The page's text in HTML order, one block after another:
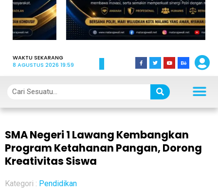
WAKTU SEKARANG
8 AGUSTUS 2026 19:59
SMA Negeri 1 Lawang Kembangkan
Program Ketahanan Pangan, Dorong
Kreativitas Siswa
Kategori : Pendidikan